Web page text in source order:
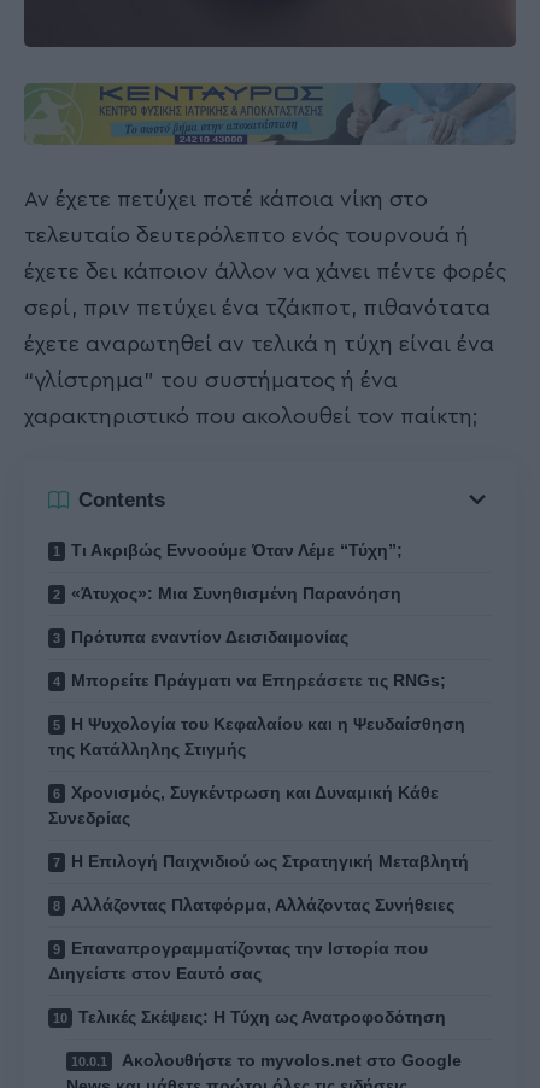
Αν έχετε πετύχει ποτέ κάποια νίκη στο
τελευταίο δευτερόλεπτο ενός τουρνουά ή
έχετε δει κάποιον άλλον να χάνει πέντε φορές
σερί, πριν πετύχει ένα τζάκποτ, πιθανότατα
έχετε αναρωτηθεί αν τελικά η τύχη είναι ένα
“γλίστρημα” του συστήματος ή ένα
χαρακτηριστικό που ακολουθεί τον παίκτη;
Contents
Τι Ακριβώς Εννοούμε Όταν Λέμε “Τύχη”;
«Άτυχος»: Μια Συνηθισμένη Παρανόηση
Πρότυπα εναντίον Δεισιδαιμονίας
Μπορείτε Πράγματι να Επηρεάσετε τις RNGs;
Η Ψυχολογία του Κεφαλαίου και η Ψευδαίσθηση
της Κατάλληλης Στιγμής
Χρονισμός, Συγκέντρωση και Δυναμική Κάθε
Συνεδρίας
Η Επιλογή Παιχνιδιού ως Στρατηγική Μεταβλητή
Αλλάζοντας Πλατφόρμα, Αλλάζοντας Συνήθειες
Επαναπρογραμματίζοντας την Ιστορία που
Διηγείστε στον Εαυτό σας
Τελικές Σκέψεις: Η Τύχη ως Ανατροφοδότηση
Ακολουθήστε το myvolos.net στο Google